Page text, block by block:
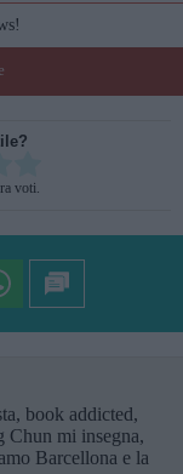
voti.
book addicted,
mi insegna,
Barcellona e la